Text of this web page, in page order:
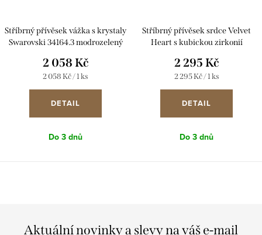
Stříbrný přívěsek vážka s krystaly
Swarovski 34164.3 modrozelený
2 058 Kč
Měrná
cena:
2 058 Kč / 1 ks
DETAIL
Do 3 dnů
Stříbrný přívěsek srdce Velvet
Heart s kubickou zirkonií
2 295 Kč
Měrná
cena:
2 295 Kč / 1 ks
DETAIL
Do 3 dnů
Aktuální novinky a slevy na váš e-mail